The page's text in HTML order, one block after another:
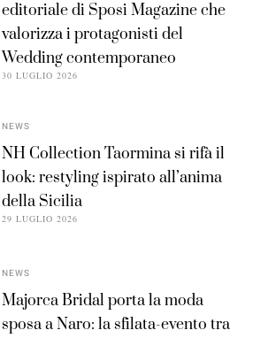
editoriale di Sposi Magazine che
valorizza i protagonisti del
Wedding contemporaneo
30 LUGLIO 2026
NEWS
NH Collection Taormina si rifà il
look: restyling ispirato all’anima
della Sicilia
29 LUGLIO 2026
NEWS
Majorca Bridal porta la moda
sposa a Naro: la sfilata-evento tra